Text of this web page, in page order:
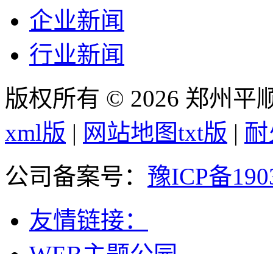
企业新闻
行业新闻
版权所有 © 2026 郑州平
xml版 | 网站地图txt版 |
公司备案号： 豫ICP备
友情链接：